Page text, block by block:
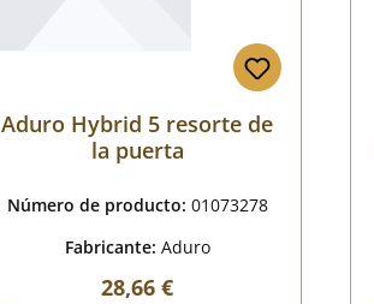
Aduro Hybrid 5 resorte de
la puerta
Número de producto: 01073278
Fabricante: Aduro
Precio normal:
28,66 €